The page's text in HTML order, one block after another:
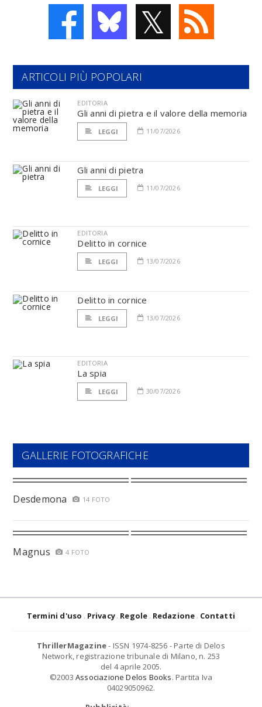
𝕏
ARTICOLI PIÙ POPOLARI
EDITORIA
Gli anni di pietra e il valore della memoria
LEGGI 11/07/2026
Gli anni di pietra
LEGGI 11/07/2026
EDITORIA
Delitto in cornice
LEGGI 13/07/2026
Delitto in cornice
LEGGI 13/07/2026
EDITORIA
La spia
LEGGI 30/07/2026
GALLERIE FOTOGRAFICHE
Desdemona 14 FOTO
Magnus 4 FOTO
Termini d'uso Privacy Regole Redazione Contatti
ThrillerMagazine- ISSN 1974-8256 - Parte di Delos
Network, registrazione tribunale di Milano, n. 253
del 4 aprile 2005.
©2003 Associazione Delos Books. Partita Iva
04029050962.